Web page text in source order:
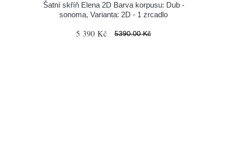
Šatní skříň Elena 2D Barva korpusu: Dub -
sonoma, Varianta: 2D - 1 zrcadlo
5 390 Kč 5390.00 Kč